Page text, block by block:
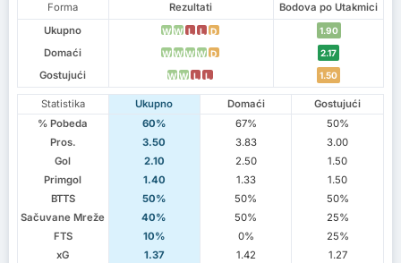
Forma Rezultati
Bodova po Utakmici
Ukupno
W W L L D 1.90
Domaći W W W W D 2.17
Gostujući W W L L 1.50
Statistika Ukupno Domaći
Gostujući
% Pobeda
60% 67%
50%
Pros.
3.50 3.83
3.00
Gol
2.10 2.50
1.50
Primgol
1.40 1.33
1.50
BTTS
50% 50%
50%
Sačuvane Mreže
40% 50%
25%
FTS
10% 0%
25%
xG
1.37 1.42
1.27